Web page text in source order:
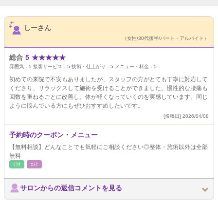
サロンPick Up
しーさん
（女性/30代後半/パート・アルバイト）
総合 5 ★★★★★
雰囲気： 5 接客サービス： 5 技術・仕上がり： 5 メニュー・料金： 5
初めての来院で不安もありましたが、スタッフの方がとても丁寧に対応して
くださり、リラックスして施術を受けることができました。慢性的な腰痛も
回数を重ねるごとに改善し、体が軽くなっていくのを実感しています。同じ
ように悩んでいる方にもぜひおすすめしたいです。
[投稿日] 2026/04/08
予約時のクーポン・メニュー
【無料相談】どんなことでも気軽にご相談ください◎整体・施術以外は全部
無料
ﾘﾗｸ ｴｽﾃ
サロンからの返信コメントを見る